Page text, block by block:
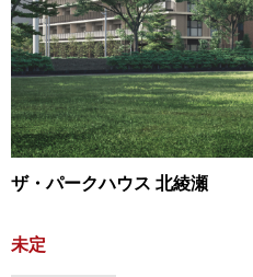
ザ・パークハウス 北綾瀬
未定